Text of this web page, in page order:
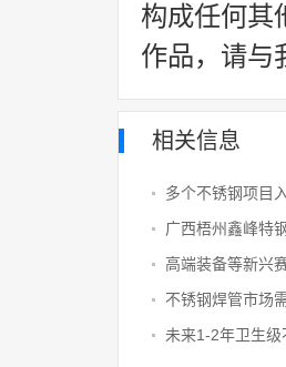
构成任何其
作品，请与
相关信息
多个不锈钢项目